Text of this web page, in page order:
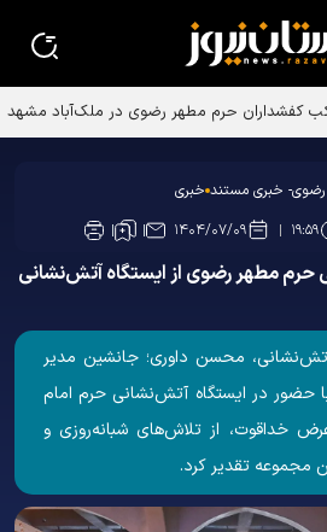
کفشداران حرم مطهر رضوی در ملک‌آباد مشهد
خبری مستند خبری
۱۹:۵۹ ۱۴۰۴/۰۷/۰۹
حرم مطهر رضوی از ایستگاه آتش‌نشانی
محسن داوری؛ جانشین مدیر
حضور در ایستگاه آتش‌نشانی حرم امام
خداقوت، از تلاش‌های شبانه‌روزی و
مجموعه تقدیر کرد.